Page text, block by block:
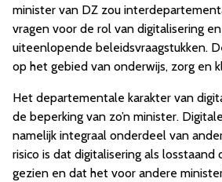
minister van DZ zou
vragen voor de rol van digitalisering
uiteenlopende beleidsvraagstukken.
op het gebied van onderwijs, zorg en
Het departementale karakter van
de beperking van zo’n minister.
namelijk integraal onderdeel van
risico is dat digitalisering als
gezien en dat het voor andere